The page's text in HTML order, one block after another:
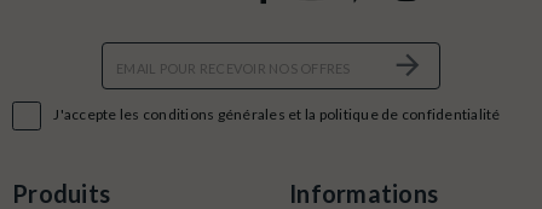
J'accepte les conditions générales et la politique de confidentialité
Produits Informations